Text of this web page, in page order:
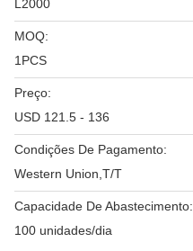
L2000
MOQ:
1PCS
Preço:
USD 121.5 - 136
Condições De Pagamento:
Western Union,T/T
Capacidade De Abastecimento:
100 unidades/dia